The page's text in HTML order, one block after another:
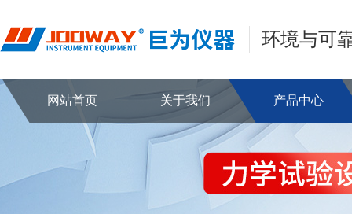
环境与可
网站首页 关于我们 产品中心